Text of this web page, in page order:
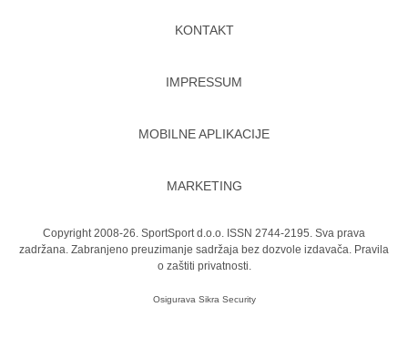
KONTAKT
IMPRESSUM
MOBILNE APLIKACIJE
MARKETING
Copyright 2008-26. SportSport d.o.o. ISSN 2744-2195. Sva prava
zadržana. Zabranjeno preuzimanje sadržaja bez dozvole izdavača. Pravila
o zaštiti privatnosti.
Osigurava Sikra Security